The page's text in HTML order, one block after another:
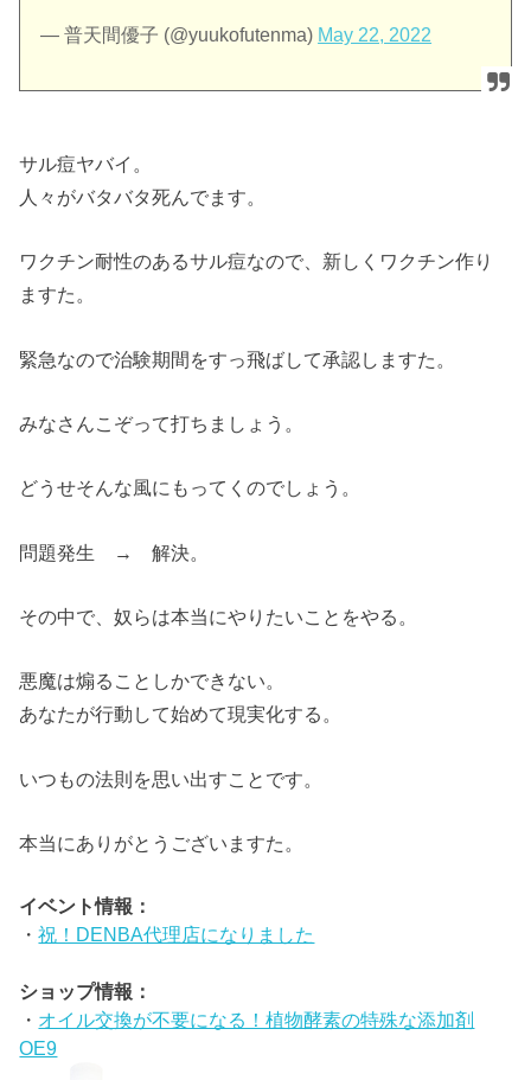
— 普天間優子 (@yuukofutenma) May 22, 2022
サル痘ヤバイ。
人々がバタバタ死んでます。
ワクチン耐性のあるサル痘なので、新しくワクチン作り
ますた。
緊急なので治験期間をすっ飛ばして承認しますた。
みなさんこぞって打ちましょう。
どうせそんな風にもってくのでしょう。
問題発生 → 解決。
その中で、奴らは本当にやりたいことをやる。
悪魔は煽ることしかできない。
あなたが行動して始めて現実化する。
いつもの法則を思い出すことです。
本当にありがとうございますた。
イベント情報：
・祝！DENBA代理店になりました
ショップ情報：
・ オイル交換が不要になる！植物酵素の特殊な添加剤
OE9